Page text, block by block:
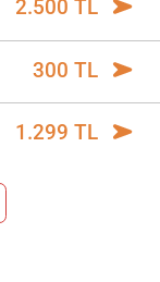
2.500 TL
300 TL
1.299 TL